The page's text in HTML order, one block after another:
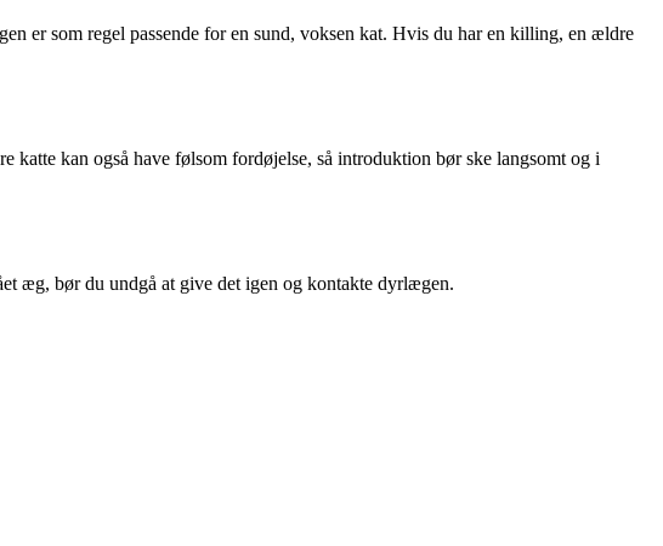
er som regel passende for en sund, voksen kat. Hvis du har en killing, en ældre
katte kan også have følsom fordøjelse, så introduktion bør ske langsomt og i
æg, bør du undgå at give det igen og kontakte dyrlægen.